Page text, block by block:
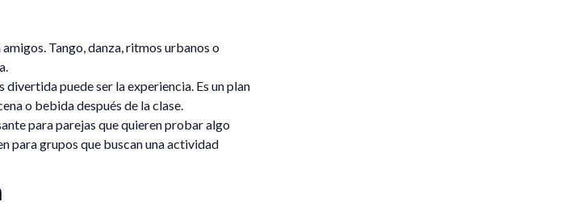
Tango, danza, ritmos urbanos o
puede ser la experiencia. Es un plan
o bebida después de la clase.
para parejas que quieren probar algo
para grupos que buscan una actividad